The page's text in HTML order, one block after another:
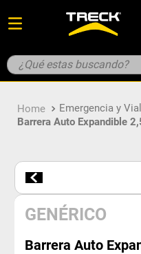
¿Qué estas buscando?
Emergencia y
Barrera Auto Expandible
GENÉRICO
Barrera Auto
1.